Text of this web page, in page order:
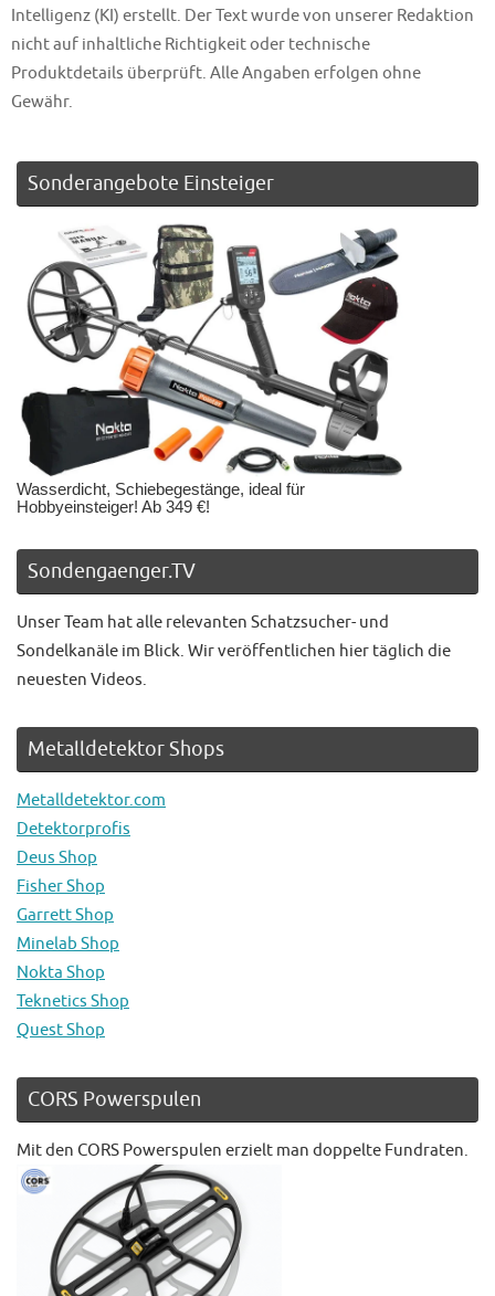
Intelligenz (KI) erstellt. Der Text wurde von unserer Redaktion
nicht auf inhaltliche Richtigkeit oder technische
Produktdetails überprüft. Alle Angaben erfolgen ohne
Gewähr.
Sonderangebote Einsteiger
Wasserdicht, Schiebegestänge, ideal für
Hobbyeinsteiger! Ab 349 €!
Sondengaenger.TV
Unser Team hat alle relevanten Schatzsucher- und
Sondelkanäle im Blick. Wir veröffentlichen hier täglich die
neuesten Videos.
Metalldetektor Shops
Metalldetektor.com
Detektorprofis
Deus Shop
Fisher Shop
Garrett Shop
Minelab Shop
Nokta Shop
Teknetics Shop
Quest Shop
CORS Powerspulen
Mit den CORS Powerspulen erzielt man doppelte Fundraten.